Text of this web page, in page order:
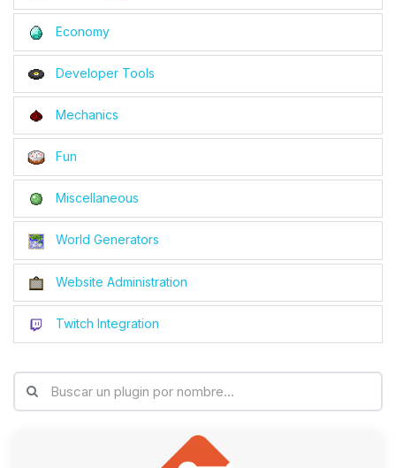
Economy
Developer Tools
Mechanics
Fun
Miscellaneous
World Generators
Website Administration
Twitch Integration